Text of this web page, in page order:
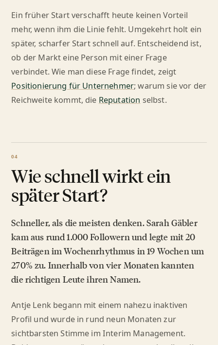
Ein früher Start verschafft heute keinen Vorteil
mehr, wenn ihm die Linie fehlt. Umgekehrt holt ein
später, scharfer Start schnell auf. Entscheidend ist,
ob der Markt eine Person mit einer Frage
verbindet. Wie man diese Frage findet, zeigt
Positionierung für Unternehmer; warum sie vor der
Reichweite kommt, die Reputation selbst.
Wie schnell wirkt ein
später Start?
Schneller, als die meisten denken. Sarah Gäbler
kam aus rund 1.000 Followern und legte mit 20
Beiträgen im Wochenrhythmus in 19 Wochen um
270% zu. Innerhalb von vier Monaten kannten
die richtigen Leute ihren Namen.
Antje Lenk begann mit einem nahezu inaktiven
Profil und wurde in rund neun Monaten zur
sichtbarsten Stimme im Interim Management.